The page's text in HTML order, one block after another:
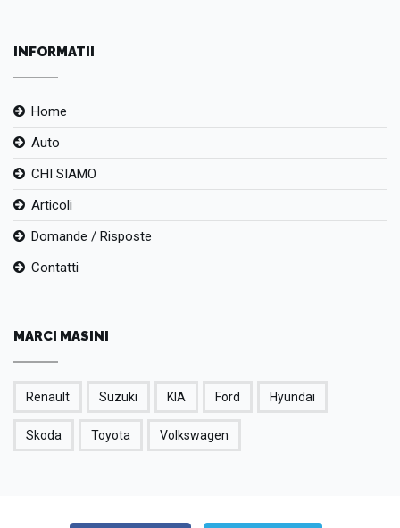
INFORMATII
Home
Auto
CHI SIAMO
Articoli
Domande / Risposte
Contatti
MARCI MASINI
Renault Suzuki KIA Ford Hyundai
Skoda Toyota Volkswagen